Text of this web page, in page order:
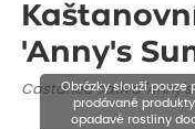
'Anny's
Castanea sativa 'Anny's
Obrázky slouží
prodávané
opadavé rostliny